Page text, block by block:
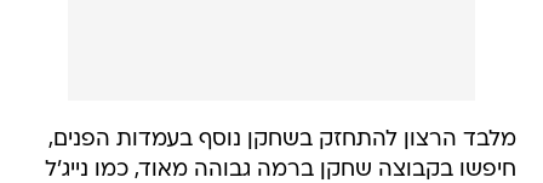
מלבד הרצון להתחזק בשחקן נוסף בעמדות הפנים,
חיפשו בקבוצה שחקן ברמה גבוהה מאוד, כמו נייג'ל